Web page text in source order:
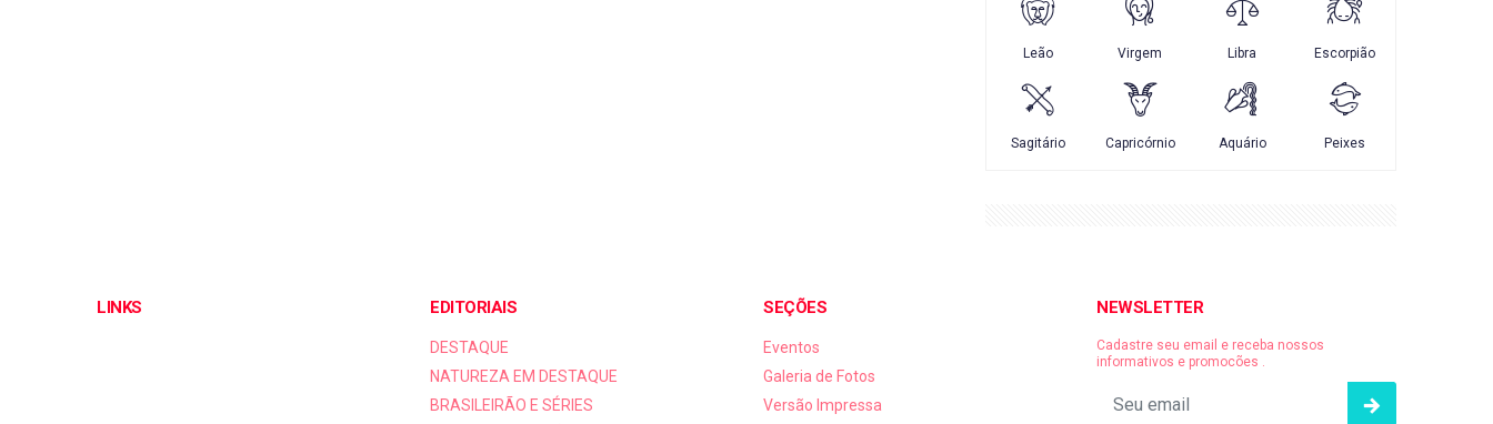
LINKS EDITORIAIS
DESTAQUE
NATUREZA EM DESTAQUE
BRASILEIRÃO E SÉRIES
SEÇÕES
Eventos
Galeria de Fotos
Versão Impressa
NEWSLETTER
Cadastre seu email e receba nossos
informativos e promocões .